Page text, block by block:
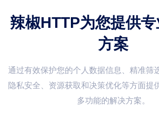
辣椒HTTP为您提供
方案
通过有效保护您的个人数据信息、精准筛
隐私安全、资源获取和决策优化等方面提
多功能的解决方案。